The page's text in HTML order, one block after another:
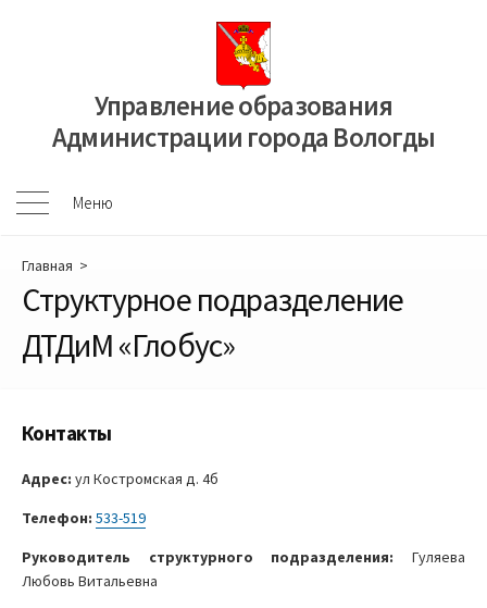
Управление образования
Администрации города Вологды
Меню
Меню
Главная >
Структурное подразделение
ДТДиМ «Глобус»
Контакты
Адрес: ул Костромская д. 4б
Телефон: 533-519
Руководитель структурного подразделения: Гуляева
Любовь Витальевна